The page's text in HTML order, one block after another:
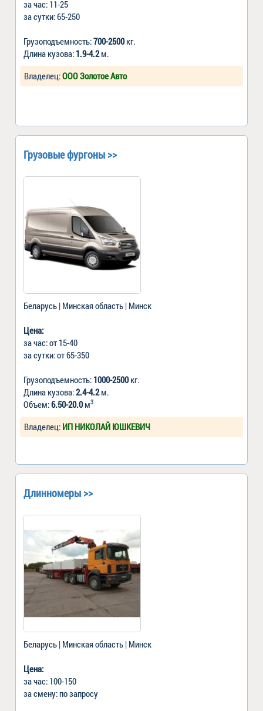
за час: 11-25
за сутки: 65-250
Грузоподъемность:700-2500кг.
Длина кузова: 1.9-4.2м.
Владелец:ООО Золотое Авто
Грузовые фургоны >>
Беларусь | Минская область | Минск
Цена:
за час: от 15-40
за сутки: от 65-350
Грузоподъемность: 1000-2500кг.
Длина кузова:2.4-4.2м.
Объем:6.50-20.0м3
Владелец: ИП НИКОЛАЙ ЮШКЕВИЧ
Длинномеры >>
Беларусь | Минская область | Минск
Цена:
за час: 100-150
за смену: по запросу